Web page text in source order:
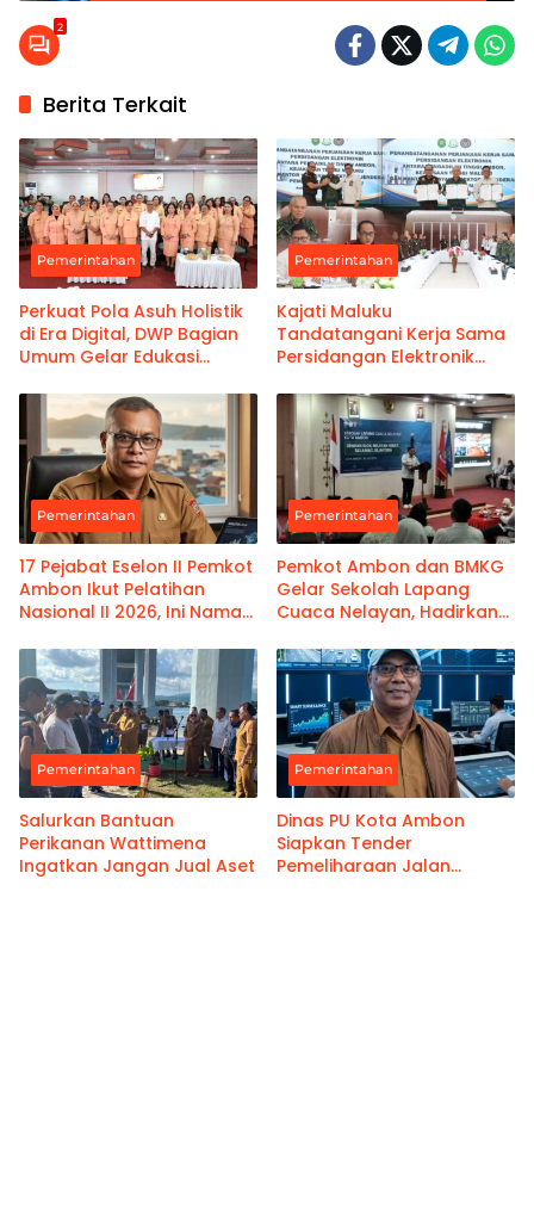
2
Berita Terkait
Pemerintahan
Perkuat Pola Asuh Holistik
di Era Digital, DWP Bagian
Umum Gelar Edukasi
Pemerintahan
Kajati Maluku
Tandatangani Kerja Sama
Persidangan Elektronik
Kanwil Pemasyarakatan
Maluku
Pemerintahan
17 Pejabat Eselon II Pemkot
Ambon Ikut Pelatihan
Nasional II 2026, Ini Nama-
Pemerintahan
Pemkot Ambon dan BMKG
Gelar Sekolah Lapang
Cuaca Nelayan, Hadirkan
Pemerintahan
Salurkan Bantuan
Perikanan Wattimena
Ingatkan Jangan Jual Aset
Pemerintahan
Dinas PU Kota Ambon
Siapkan Tender
Pemeliharaan Jalan